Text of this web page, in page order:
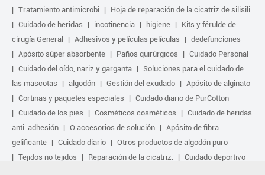
Tratamiento antimicrobi
Hoja de reparación de la cicatriz de silisili
Cuidado de heridas
incotinencia higiene
Kits y férulde de
cirugía General
Adhesivos y películas películas
dedefunciones
Apósito súper absorbente
Paños quirúrgicos
Cuidado Personal
Cuidado del oído, nariz y garganta
Soluciones para el cuidado de
las mascotas
algodón Gestión del exudado
Apósito de alginato
Cortinas y paquetes especiales
Cuidado diario de PurCotton
Cuidado de los pies
Cosméticos cosméticos
Cuidado de heridas
anti-adhesión
O accesorios de solución
Apósito de fibra
gelificante
Cuidado diario
Otros productos de algodón puro
Tejidos no tejidos
Reparación de la cicatriz.
Cuidado deportivo